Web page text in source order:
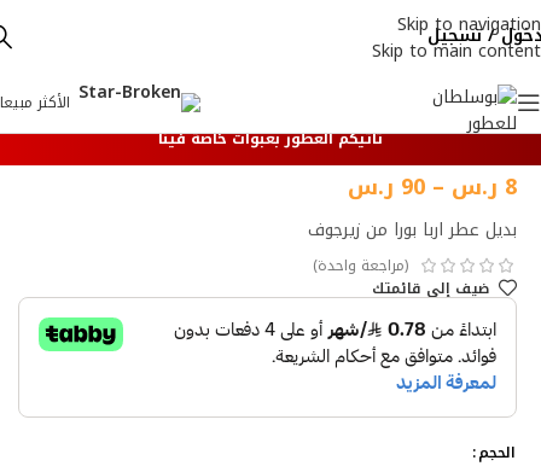
Skip to navigation
Skip to main content
/ تسجيل
الأكثر مبيعا
تأتيكم العطور بعبوات خاصة فينا
بديل عطر اربا بورا من زيرجوف
(مراجعة واحدة)
8 ر.س –
90 ر.س
ضيف إلي قائمتك
الحجم